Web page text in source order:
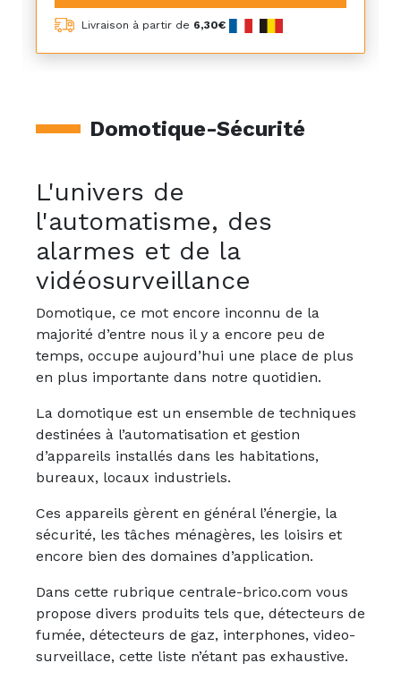
Livraison à partir de 6,30€
Domotique-Sécurité
L'univers de
l'automatisme, des
alarmes et de la
vidéosurveillance
Domotique, ce mot encore inconnu de la
majorité d’entre nous il y a encore peu de
temps, occupe aujourd’hui une place de plus
en plus importante dans notre quotidien.
La domotique est un ensemble de techniques
destinées à l’automatisation et gestion
d’appareils installés dans les habitations,
bureaux, locaux industriels.
Ces appareils gèrent en général l’énergie, la
sécurité, les tâches ménagères, les loisirs et
encore bien des domaines d’application.
Dans cette rubrique centrale-brico.com vous
propose divers produits tels que, détecteurs de
fumée, détecteurs de gaz, interphones, video-
surveillace, cette liste n’étant pas exhaustive.